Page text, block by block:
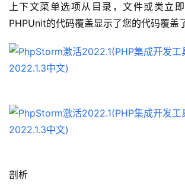
上下文菜单选项从目录，文件或类立
PHPUnit的代码覆盖显示了您的代码覆盖
剖析